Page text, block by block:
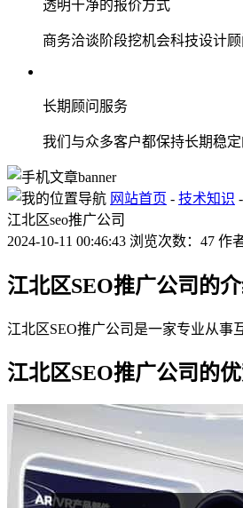
透明干净的报价方式
商务洽谈阶段挖机会科技设计
长期顾问服务
我们与众多客户都保持长期稳
网站首页 - 技术知识 -
江北区seo推广公司
2024-10-11 00:46:43 浏览次数：47 作
江北区SEO推广公司的
江北区SEO推广公司是一家专业从
江北区SEO推广公司的